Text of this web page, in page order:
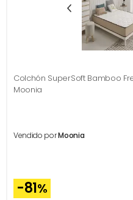
Colchón SuperSoft Bamboo
Moonia
Vendido porMoonia
-81%